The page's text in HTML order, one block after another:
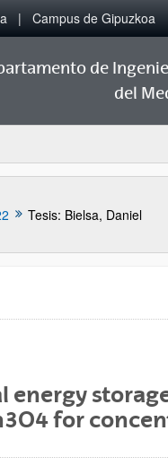
Campus de Gipuzkoa
de
del
Tesis: Bielsa, Daniel
energy
for